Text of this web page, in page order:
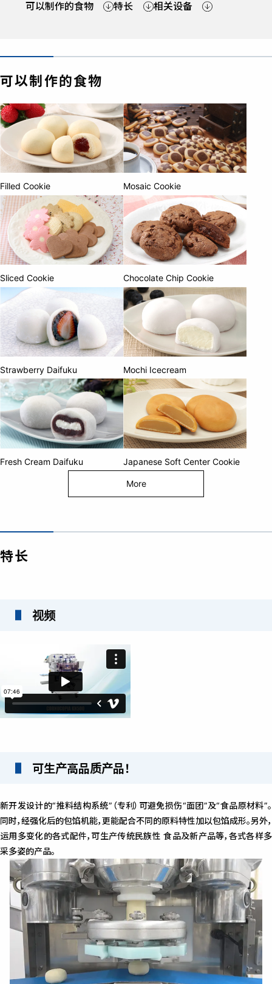
可以制作的食物 特长 相关设备
可以制作的食物
Filled Cookie Mosaic Cookie
Sliced Cookie Chocolate Chip Cookie
Strawberry Daifuku Mochi Icecream
Fresh Cream Daifuku Japanese Soft Center Cookie
More
特长
视频
可生产高品质产品！
新开发设计的“推料结构系统”（专利）可避免损伤“面团”及“食品原材料”。
同时，经强化后的包馅机能，更能配合不同的原料特性加以包馅成形。另外，
运用多变化的各式配件，可生产传统民族性 食品及新产品等，各式各样多
采多姿的产品。